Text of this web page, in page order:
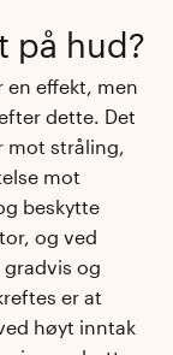
på hud?
en effekt, men
dette. Det
mot stråling,
mot
beskytte
og ved
og
er at
høyt inntak